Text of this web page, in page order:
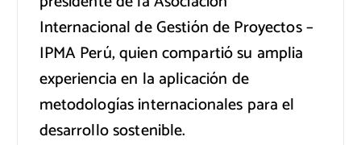
Internacional de Gestión de Proyectos –
IPMA Perú, quien compartió su amplia
experiencia en la aplicación de
metodologías internacionales para el
desarrollo sostenible.